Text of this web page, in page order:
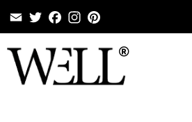
EmailTwitterFacebookInstagram